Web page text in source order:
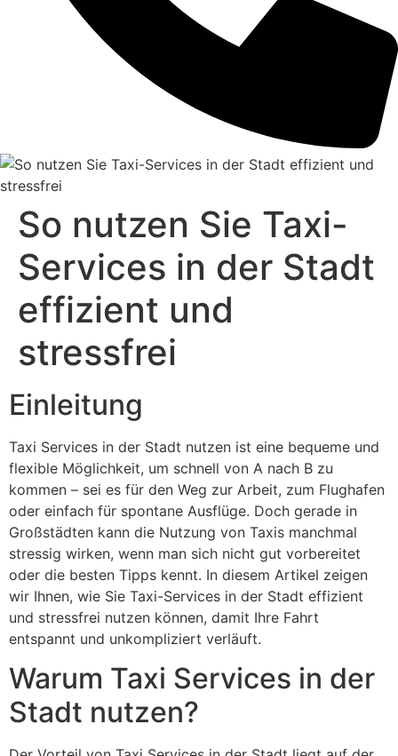
So nutzen Sie Taxi-
Services in der Stadt
effizient und
stressfrei
Einleitung
Taxi Services in der Stadt nutzen ist eine bequeme und
flexible Möglichkeit, um schnell von A nach B zu
kommen – sei es für den Weg zur Arbeit, zum Flughafen
oder einfach für spontane Ausflüge. Doch gerade in
Großstädten kann die Nutzung von Taxis manchmal
stressig wirken, wenn man sich nicht gut vorbereitet
oder die besten Tipps kennt. In diesem Artikel zeigen
wir Ihnen, wie Sie Taxi-Services in der Stadt effizient
und stressfrei nutzen können, damit Ihre Fahrt
entspannt und unkompliziert verläuft.
Warum Taxi Services in der
Stadt nutzen?